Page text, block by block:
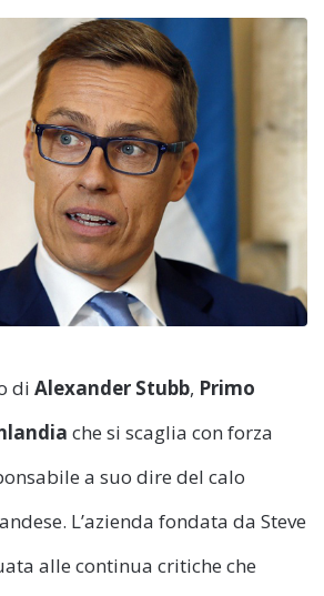
di Alexander Stubb, Primo
che si scaglia con forza
a suo dire del calo
L’azienda fondata da Steve
alle continua critiche che